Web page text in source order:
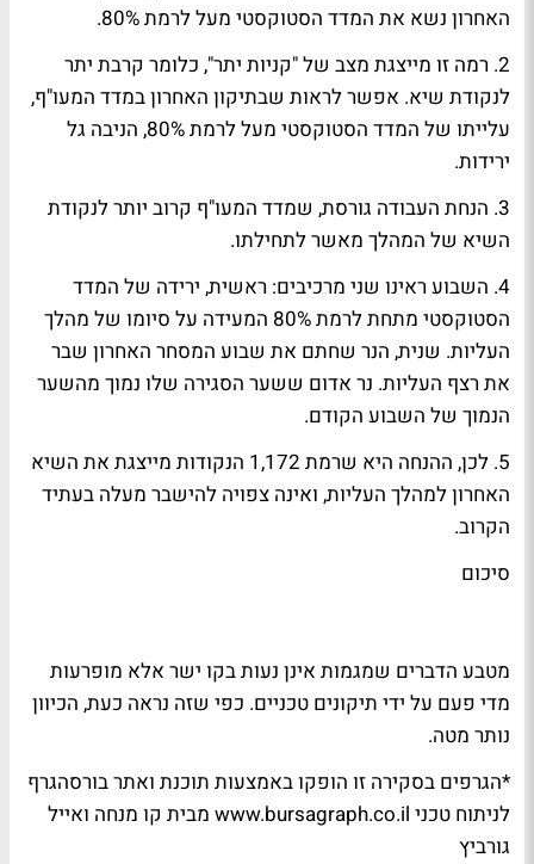
האחרון נשא את המדד הסטוקסטי מעל לרמת 80%.
2. רמה זו מייצגת מצב של "קניות יתר", כלומר קרבת יתר
לנקודת שיא. אפשר לראות שבתיקון האחרון במדד המעו"ף,
עלייתו של המדד הסטוקסטי מעל לרמת 80%, הניבה גל
ירידות.
3. הנחת העבודה גורסת, שמדד המעו"ף קרוב יותר לנקודת
השיא של המהלך מאשר לתחילתו.
4. השבוע ראינו שני מרכיבים: ראשית, ירידה של המדד
הסטוקסטי מתחת לרמת 80% המעידה על סיומו של מהלך
העליות. שנית, הנר שחתם את שבוע המסחר האחרון שבר
את רצף העליות. נר אדום ששער הסגירה שלו נמוך מהשער
הנמוך של השבוע הקודם.
5. לכן, ההנחה היא שרמת 1,172 הנקודות מייצגת את השיא
האחרון למהלך העליות, ואינה צפויה להישבר מעלה בעתיד
הקרוב.
סיכום
מטבע הדברים שמגמות אינן נעות בקו ישר אלא מופרעות
מדי פעם על ידי תיקונים טכניים. כפי שזה נראה כעת, הכיוון
נותר מטה.
*הגרפים בסקירה זו הופקו באמצעות תוכנת ואתר בורסהגרף
לניתוח טכני www.bursagraph.co.il מבית קו מנחה ואייל
גורביץ